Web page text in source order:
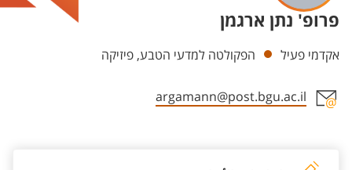
פרופ' נתן ארגמן
Departments
אקדמי פעיל הפקולטה למדעי הטבע, פיזיקה
argamann@post.bgu.ac.il